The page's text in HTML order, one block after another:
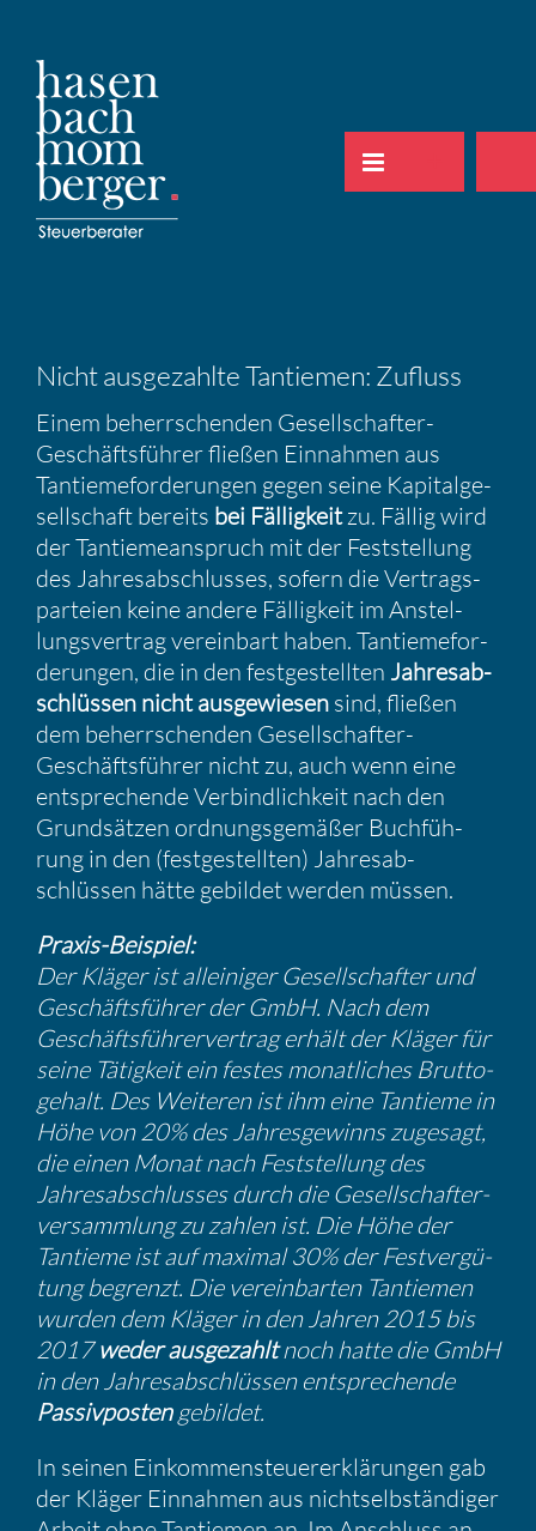
springen
Nicht ausge­zahlte Tantiemen: Zufluss
Einem beherr­schenden Gesell­schafter-
Geschäfts­führer fließen Einnahmen aus
Tantieme­for­de­rungen gegen seine Kapital­ge­
sell­schaft bereits bei Fällig­keitzu. Fällig wird
der Tantie­me­an­spruch mit der Feststel­lung
des Jahres­ab­schlusses, sofern die Vertrags­
par­teien keine andere Fällig­keit im Anstel­
lungs­ver­trag verein­bart haben. Tantieme­for­
de­rungen, die in den festge­stellten Jahres­ab­
schlüssen nicht ausge­wiesen sind, fließen
dem beherr­schenden Gesell­schafter-
Geschäfts­führer nicht zu, auch wenn eine
entspre­chende Verbind­lich­keit nach den
Grund­sätzen ordnungs­ge­mäßer Buchfüh­
rung in den (festge­stellten) Jahres­ab­
schlüssen hätte gebildet werden müssen.
Praxis-Beispiel:
Der Kläger ist allei­niger Gesell­schafter und
Geschäfts­führer der GmbH. Nach dem
Geschäfts­füh­rer­ver­trag erhält der Kläger für
seine Tätig­keit ein festes monat­li­ches Brutto­
ge­halt. Des Weiteren ist ihm eine Tantieme in
Höhe von 20% des Jahres­ge­winns zugesagt,
die einen Monat nach Feststel­lung des
Jahres­ab­schlusses durch die Gesell­schaf­ter­
ver­samm­lung zu zahlen ist. Die Höhe der
Tantieme ist auf maximal 30% der Festver­gü­
tung begrenzt. Die verein­barten Tantiemen
wurden dem Kläger in den Jahren 2015 bis
2017weder ausge­zahltnoch hatte die GmbH
in den Jahres­ab­schlüssen entspre­chende
Passiv­postengebildet.
In seinen Einkom­men­steu­er­erklä­rungen gab
der Kläger Einnahmen aus nicht­selb­stän­diger